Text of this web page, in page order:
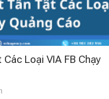
Loại VIA FB Chạy